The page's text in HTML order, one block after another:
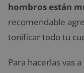
hombros están
recomendable
tonificar todo tu
Para hacerlas vas